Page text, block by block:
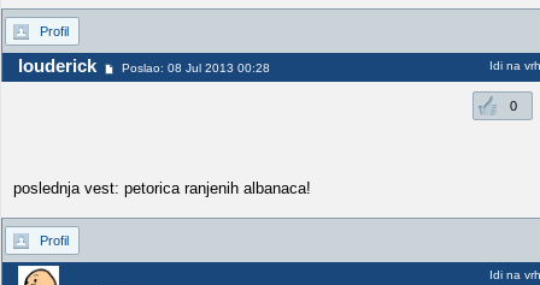
Profil
louderick Poslao: 08 Jul 2013 00:28 Idi na vrh
0
poslednja vest: petorica ranjenih albanaca!
Profil
Idi na vrh